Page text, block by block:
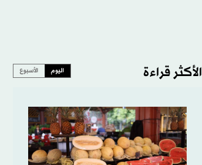
الأكثر قراءة اليوم الأسبوع